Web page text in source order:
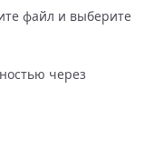
файл и выберите
через